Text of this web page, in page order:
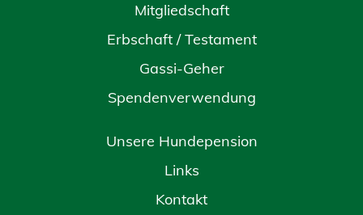
Mitgliedschaft
Erbschaft / Testament
Gassi-Geher
Spendenverwendung
Unsere Hundepension
Links
Kontakt